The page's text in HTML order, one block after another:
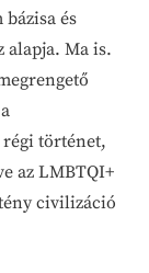
és
alapja. Ma is.
régi történet,
az LMBTQI+
civilizáció